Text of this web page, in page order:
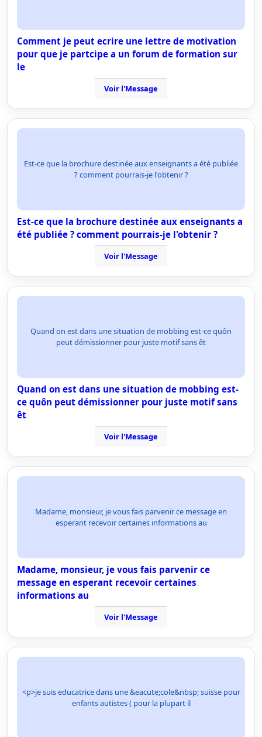
Comment je peut ecrire une lettre de motivation
pour que je partcipe a un forum de formation sur
le
Voir l'Message
Est-ce que la brochure destinée aux enseignants a été publiée
? comment pourrais-je l'obtenir ?
Est-ce que la brochure destinée aux enseignants a
été publiée ? comment pourrais-je l'obtenir ?
Voir l'Message
Quand on est dans une situation de mobbing est-ce quôn
peut démissionner pour juste motif sans êt
Quand on est dans une situation de mobbing est-
ce quôn peut démissionner pour juste motif sans
êt
Voir l'Message
Madame, monsieur, je vous fais parvenir ce message en
esperant recevoir certaines informations au
Madame, monsieur, je vous fais parvenir ce
message en esperant recevoir certaines
informations au
Voir l'Message
<p>je suis educatrice dans une &eacute;cole&nbsp; suisse pour
enfants autistes ( pour la plupart il